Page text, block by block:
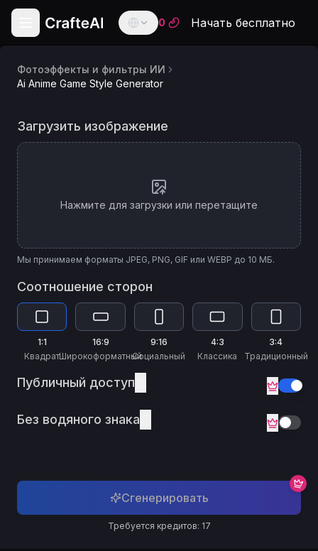
English
English
Spanish
Français
French
Deutsch
German
العربية
Arabic
Portuguese
Русский
Russian
0 Начать бесплатно
Фотоэффекты и фильтры ИИ
Ai Anime Game Style Generator
ИИ
Загрузить изображение
Нажмите для загрузки или перетащите
Мы принимаем форматы JPEG, PNG, GIF или WEBP до 10 МБ.
Соотношение сторон
1:1
Квадрат
16:9
Широкоформатный
9:16
Социальный
4:3
Классика
3:4
Традиционный
Публичный доступ
Без водяного знака
Сгенерировать
Требуется кредитов: 17